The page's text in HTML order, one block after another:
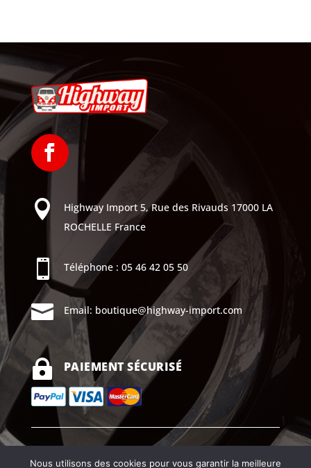
 Highway Import 5, Rue des Rivauds 17000 LA
ROCHELLE France
 Téléphone : 05 46 42 05 50
 Email: boutique@highway-import.com
 PAIEMENT SÉCURISÉ
Nous utilisons des cookies pour vous garantir la meilleure